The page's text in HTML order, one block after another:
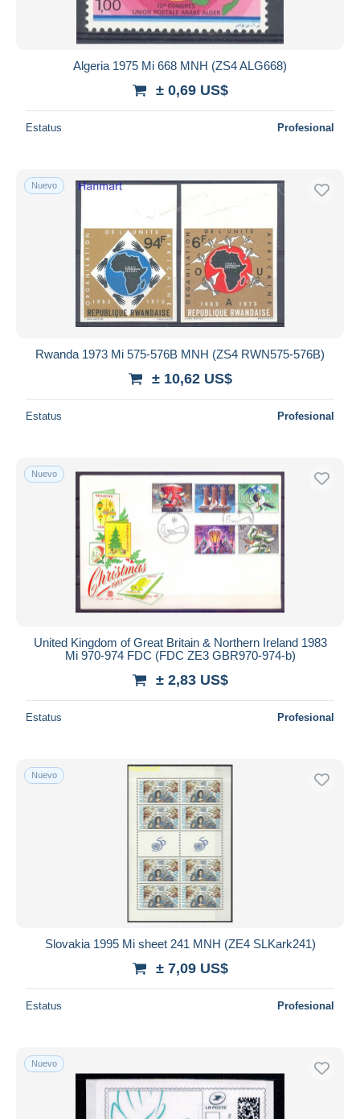
Algeria 1975 Mi 668 MNH (ZS4 ALG668)
± 0,69 US$
Estatus Profesional
Nuevo
Rwanda 1973 Mi 575-576B MNH (ZS4 RWN575-576B)
± 10,62 US$
Estatus Profesional
Nuevo
United Kingdom of Great Britain & Northern Ireland 1983
Mi 970-974 FDC (FDC ZE3 GBR970-974-b)
± 2,83 US$
Estatus Profesional
Nuevo
Slovakia 1995 Mi sheet 241 MNH (ZE4 SLKark241)
± 7,09 US$
Estatus Profesional
Nuevo